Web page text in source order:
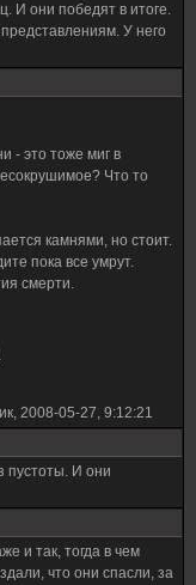
И они победят в итоге.
У него
- это тоже миг в
Что то
камнями, но стоит.
пока все умрут.
смерти.
2008-05-27, 9:12:21
пустоты. И они
и так, тогда в чем
что они спасли, за